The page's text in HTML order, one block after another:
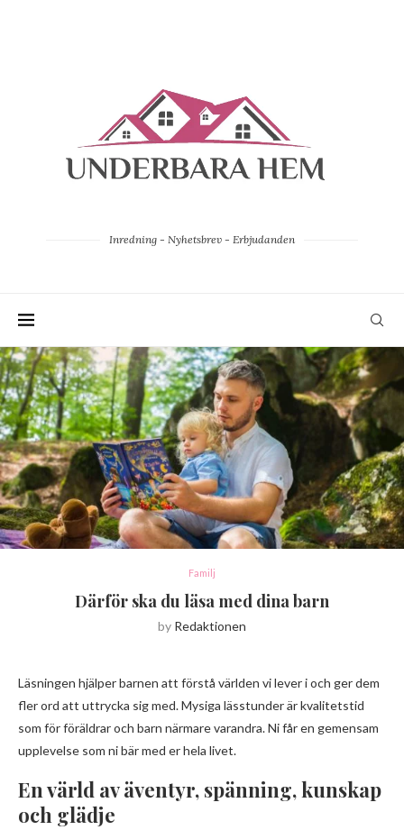
Inredning - Nyhetsbrev - Erbjudanden
Familj
Därför ska du läsa med dina barn
by Redaktionen
Läsningen hjälper barnen att förstå världen vi lever i och ger dem
fler ord att uttrycka sig med. Mysiga lässtunder är kvalitetstid
som för föräldrar och barn närmare varandra. Ni får en gemensam
upplevelse som ni bär med er hela livet.
En värld av äventyr, spänning, kunskap
och glädje